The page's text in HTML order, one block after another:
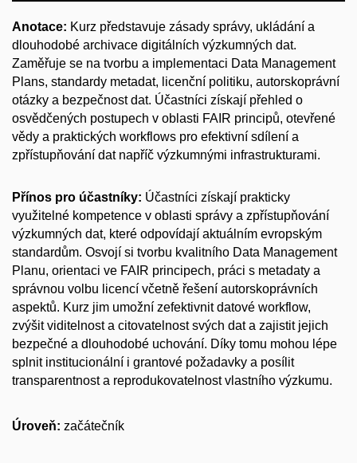
Anotace: Kurz představuje zásady správy, ukládání a
dlouhodobé archivace digitálních výzkumných dat.
Zaměřuje se na tvorbu a implementaci Data Management
Plans, standardy metadat, licenční politiku, autorskoprávní
otázky a bezpečnost dat. Účastníci získají přehled o
osvědčených postupech v oblasti FAIR principů, otevřené
vědy a praktických workflows pro efektivní sdílení a
zpřístupňování dat napříč výzkumnými infrastrukturami.
Přínos pro účastníky: Účastníci získají prakticky
využitelné kompetence v oblasti správy a zpřístupňování
výzkumných dat, které odpovídají aktuálním evropským
standardům. Osvojí si tvorbu kvalitního Data Management
Planu, orientaci ve FAIR principech, práci s metadaty a
správnou volbu licencí včetně řešení autorskoprávních
aspektů. Kurz jim umožní zefektivnit datové workflow,
zvýšit viditelnost a citovatelnost svých dat a zajistit jejich
bezpečné a dlouhodobé uchování. Díky tomu mohou lépe
splnit institucionální i grantové požadavky a posílit
transparentnost a reprodukovatelnost vlastního výzkumu.
Úroveň: začátečník